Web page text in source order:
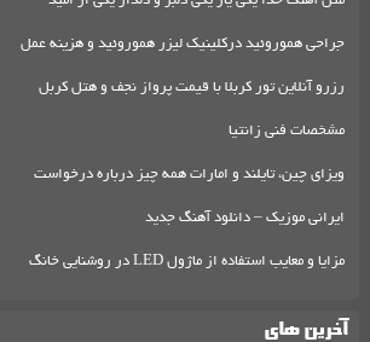
جراحی هموروئید درکلینیک لیزر هموروئید و هزینه عمل
رزرو آنلاین تور کربلا با قیمت پرواز نجف و هتل کربل
مشخصات فنی زانتیا
ویزای چین، تایلند و امارات همه چیز درباره درخواست
ایرانی موزیک – دانلود آهنگ جدید
مزایا و معایب استفاده از ماژول LED در روشنایی خانگ
آخرین های